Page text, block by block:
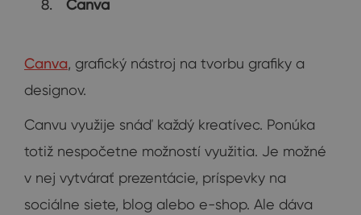
Canva
Canva, grafický nástroj na tvorbu grafiky a
designov.
Canvu využije snáď každý kreatívec. Ponúka
totiž nespočetne možností využitia. Je možné
v nej vytvárať prezentácie, príspevky na
sociálne siete, blog alebo e-shop. Ale dáva